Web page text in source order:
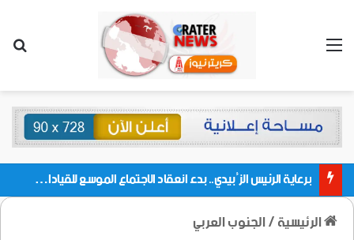
القائمة
برعاية الرئيس الزُبيدي.. بدء انعقاد الاجتماع الموسع للقيادات المحلية بالعاصمة ولمديريات وكتل مجلس العموم ومنسقيات الجامعة بالعاصمة عدن
الرئيسية/الجنوب العربي